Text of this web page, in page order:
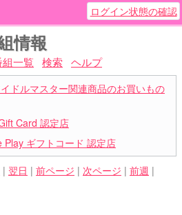
ログイン状態の確認
情報
組一覧 検索 ヘルプ
ドルマスター関連商品のお買いもの
Card 認定店
Play ギフトコード 認定店
| 翌日 | 前ページ | 次ページ | 前週 |